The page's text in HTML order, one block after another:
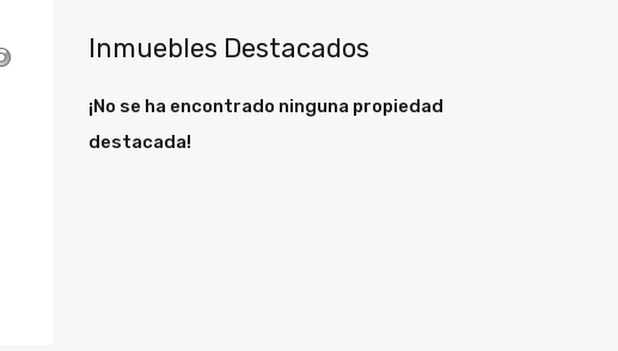
Inmuebles Destacados
¡No se ha encontrado ninguna propiedad
destacada!